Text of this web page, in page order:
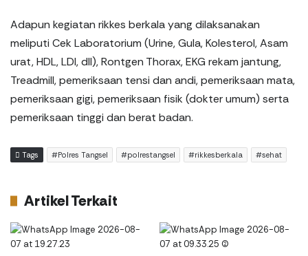
Adapun kegiatan rikkes berkala yang dilaksanakan
meliputi Cek Laboratorium (Urine, Gula, Kolesterol, Asam
urat, HDL, LDl, dll), Rontgen Thorax, EKG rekam jantung,
Treadmill, pemeriksaan tensi dan andi, pemeriksaan mata,
pemeriksaan gigi, pemeriksaan fisik (dokter umum) serta
pemeriksaan tinggi dan berat badan.
Tags #Polres Tangsel #polrestangsel #rikkesberkala #sehat
Artikel Terkait